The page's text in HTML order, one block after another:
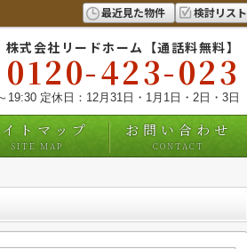
最近見た物件 検討リスト
株式会社リードホーム【通話料無料】
0120-423-023
19:30 定休日：12月31日・1月1日・2日・3日
トマップ
SITE MAP
お問い合わせ
CONTACT